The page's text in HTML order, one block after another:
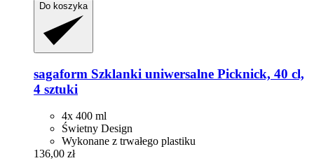
Do koszyka
sagaform Szklanki uniwersalne Picknick, 40 cl,
4 sztuki
4x 400 ml
Świetny Design
Wykonane z trwałego plastiku
136,00 zł